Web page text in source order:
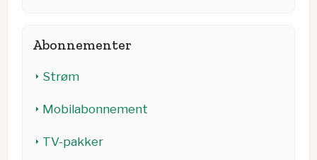
Abonnementer
Strøm
Mobilabonnement
TV-pakker